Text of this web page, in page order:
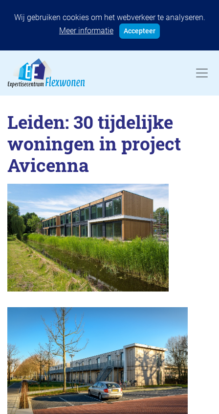
Wij gebruiken cookies om het webverkeer te analyseren.
Meer informatie
Accepteer
Leiden: 30 tijdelijke
woningen in project
Avicenna